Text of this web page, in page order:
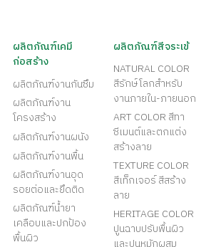
ผลิตภัณฑ์เคมี
ก่อสร้าง
ผลิตภัณฑ์งานกันซึม
ผลิตภัณฑ์งาน
โครงสร้าง
ผลิตภัณฑ์งานผนัง
ผลิตภัณฑ์งานพื้น
ผลิตภัณฑ์งานอุด
รอยต่อและยึดติด
ผลิตภัณฑ์น้ำยา
เคลือบและปกป้อง
พื้นผิว
ผลิตภัณฑ์สีจระเข้
NATURAL COLOR
สีรักษ์โลกสำหรับ
งานภายใน-ภายนอก
ART COLOR สีทา
ซีเมนต์และตกแต่ง
สร้างลาย
TEXTURE COLOR
สีเท็กเจอร์ สีสร้าง
ลาย
HERITAGE COLOR
ปูนฉาบปรับพื้นผิว
และปูนหมักผสม